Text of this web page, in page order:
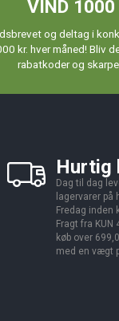
VIND
og deltag i
kr. hver måned! Bliv
rabatkoder og
Hurtig
Dag til dag
lagervarer på
Fredag inden
Fragt fra KUN
køb over
med en vægt